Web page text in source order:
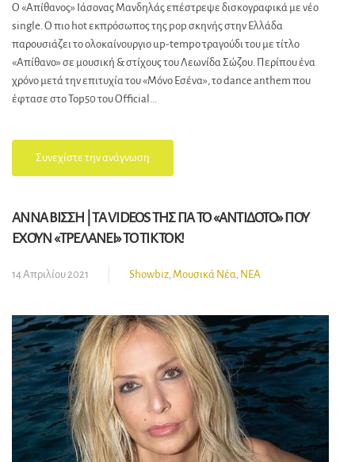
Ο «Απίθανος» Ιάσονας Μανδηλάς επέστρεψε δισκογραφικά με νέο
single. Ο πιο hot εκπρόσωπος της pop σκηνής στην Ελλάδα
παρουσιάζει το ολοκαίνουργιο up-tempo τραγούδι του με τίτλο
«Απίθανο» σε μουσική & στίχους του Λεωνίδα Σώζου. Περίπου ένα
χρόνο μετά την επιτυχία του «Μόνο Εσένα», το dance anthem που
έφτασε στο Top50 του Official...
Συνεχίστε την ανάγνωση
ΑΝΝΑ ΒΙΣΣΗ | ΤΑ VIDEOS ΤΗΣ ΓΙΑ ΤΟ «ΑΝΤΙΔΟΤΟ» ΠΟΥ
ΕΧΟΥΝ «ΤΡΕΛΑΝΕΙ» ΤΟ TIK TOK!
14 Απριλίου 2021 Showbiz, Μουσικά Νέα, ΝΕΑ